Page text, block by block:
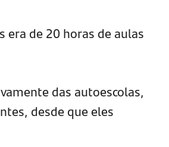
era de 20 horas de aulas
das autoescolas,
desde que eles